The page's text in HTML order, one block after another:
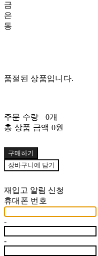
금
은
동
품절된 상품입니다.
주문 수량
0개
총 상품 금액 0원
구매하기
장바구니에 담기
재입고 알림 신청
휴대폰 번호
-
-